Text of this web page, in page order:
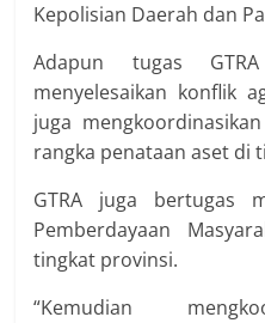
Kepolisian Daerah dan
Adapun tugas
menyelesaikan konflik
juga
rangka penataan aset di
GTRA juga bertugas
Pemberdayaan
tingkat provinsi.
“Kemudian